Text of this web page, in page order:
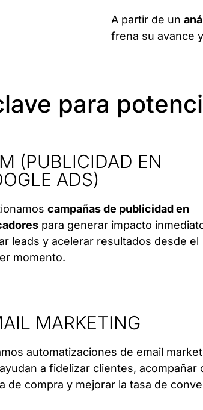
A partir de un
frena su avance
para
(PUBLICIDAD EN
ADS)
campañas de publicidad en
para generar impacto
leads y acelerar resultados desde el
momento.
MARKETING
automatizaciones de email
a fidelizar clientes, acompañar
de compra y mejorar la tasa de